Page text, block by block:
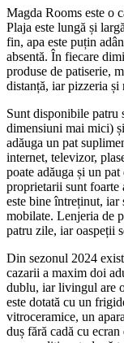
Magda Rooms este o
Plaja este lungă și
fin, apa este puțin
absentă. În fiecare
produse de patiserie,
distanță, iar pizzeria și
Sunt disponibile patru
dimensiuni mai mici)
adăuga un pat
internet, televizor,
poate adăuga și un
proprietarii sunt
este bine întreținut,
mobilate. Lenjeria de
patru zile, iar oaspeții
Din sezonul 2024
cazarii a maxim doi
dublu, iar livingul are
este dotată cu un
vitroceramice, un
duș fără cadă cu